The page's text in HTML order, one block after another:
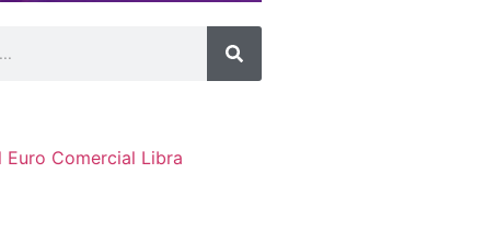
Euro Comercial Libra